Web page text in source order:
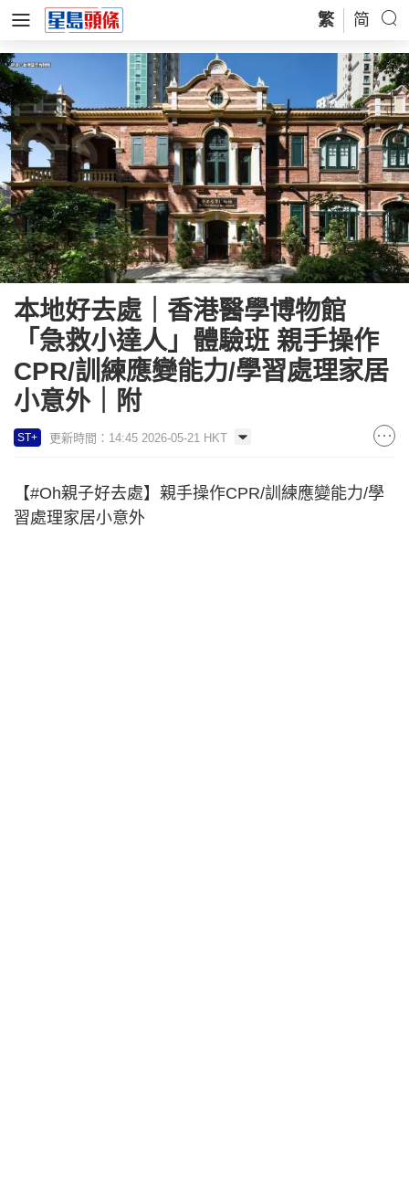
繁 简
本地好去處｜香港醫學博物館
「急救小達人」體驗班 親手操作
CPR/訓練應變能力/學習處理家居
小意外｜附
ST+ 更新時間：14:45 2026-05-21 HKT
【#Oh親子好去處】親手操作CPR/訓練應變能力/學
習處理家居小意外